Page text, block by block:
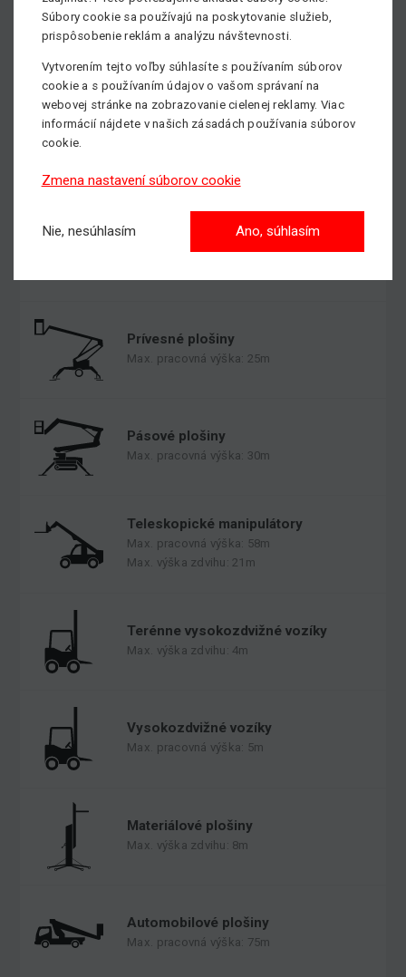
Kĺbové plošiny
Max. pracovná výška: 43m
Teleskopické plošiny
Prívesné plošiny
Max. pracovná výška: 25m
Pásové plošiny
Max. pracovná výška: 30m
Teleskopické manipulátory
Max. pracovná výška: 58m
Max. výška zdvihu: 21m
Terénne vysokozdvižné vozíky
Max. výška zdvihu: 4m
Vysokozdvižné vozíky
Max. pracovná výška: 5m
Materiálové plošiny
Max. výška zdvihu: 8m
Automobilové plošiny
Max. pracovná výška: 75m
Súbory cookie sa používajú na poskytovanie služieb,
prispôsobenie reklám a analýzu návštevnosti.
Vytvorením tejto voľby súhlasíte s používaním súborov
cookie a s používaním údajov o vašom správaní na
webovej stránke na zobrazovanie cielenej reklamy. Viac
informácií nájdete v našich zásadách používania súborov
cookie.
Zmena nastavení súborov cookie
Nie, nesúhlasím Ano, súhlasím